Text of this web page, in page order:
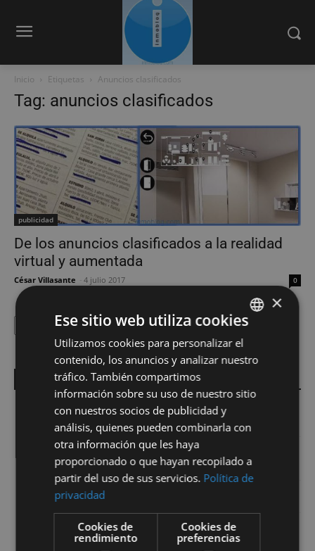
Inicio Etiquetas Anuncios clasificados
Tag: anuncios clasificados
publicidad
De los anuncios clasificados a la realidad
virtual y aumentada
César Villasante 4 julio 2017 0
Buscar
Entradas recientes
Inteligencia Artificial y Big Data, el nuevo paradigma en la
captación inmobiliaria
La vivienda en el debate público, mercado de oportunidades
para el profesional inmobiliario
Agentes IA para captar, atender y cualificar leads?
Una nueva marca para la captación y comercialización de
viviendas exclusivas
SPANISH
EN
×
Ese sitio web utiliza cookies
Utilizamos cookies para personalizar el
contenido, los anuncios y analizar nuestro
tráfico. También compartimos
información sobre su uso de nuestro sitio
con nuestros socios de publicidad y
análisis, quienes pueden combinarla con
otra información que les haya
proporcionado o que hayan recopilado a
partir del uso de sus servicios. Política de
privacidad
Cookies de
rendimiento
Cookies de
preferencias